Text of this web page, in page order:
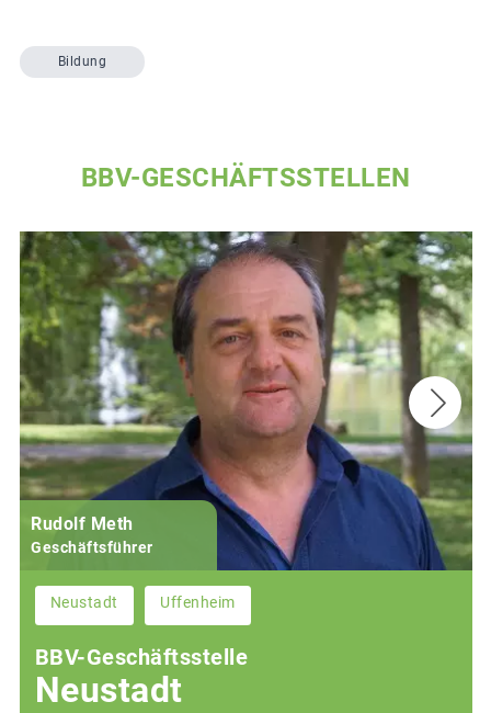
Bildung
BBV-GESCHÄFTSSTELLEN
Rudolf Meth
Geschäftsführer
Neustadt Uffenheim
BBV-Geschäftsstelle
Neustadt